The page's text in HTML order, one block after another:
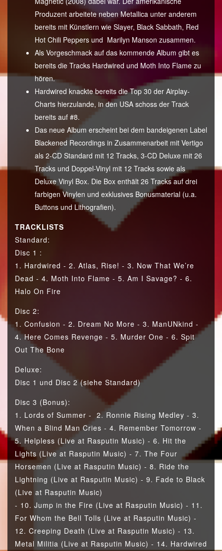
Produzent arbeitete neben Metallica unter anderem
bereits mit Künstlern wie Slayer, Black Sabbath, Red
Hot Chili Peppers und Marilyn Manson zusammen.
Als Vorgeschmack auf das kommende Album gibt es
bereits die Tracks Hardwired und Moth Into Flame zu
hören.
Hardwired knackte bereits die Top 30 der Airplay-
Charts hierzulande, in den USA schoss der Track
bereits auf #8.
Das neue Album erscheint bei dem bandeigenen Label
Blackened Recordings in Zusammenarbeit mit Vertigo
als 2-CD Standard mit 12 Tracks, 3-CD Deluxe mit 26
Tracks und Doppel-Vinyl mit 12 Tracks sowie als
Deluxe Vinyl Box. Die Box enthält 26 Tracks auf drei
farbigen Vinylen und exklusives Bonusmaterial (u.a.
Buttons und Lithografien).
TRACKLISTS
Standard:
Disc 1 :
1. Hardwired - 2. Atlas, Rise! - 3. Now That We’re
Dead - 4. Moth Into Flame - 5. Am I Savage? - 6.
Halo On Fire
Disc 2:
1. Confusion - 2. Dream No More - 3. ManUNkind -
4. Here Comes Revenge - 5. Murder One - 6. Spit
Out The Bone
Deluxe:
Disc 1 und Disc 2 (siehe Standard)
Disc 3 (Bonus):
1. Lords of Summer - 2. Ronnie Rising Medley - 3.
When a Blind Man Cries - 4. Remember Tomorrow -
5. Helpless (Live at Rasputin Music) - 6. Hit the
Lights (Live at Rasputin Music) - 7. The Four
Horsemen (Live at Rasputin Music) - 8. Ride the
Lightning (Live at Rasputin Music) - 9. Fade to Black
(Live at Rasputin Music)
- 10. Jump in the Fire (Live at Rasputin Music) - 11.
For Whom the Bell Tolls (Live at Rasputin Music) -
12. Creeping Death (Live at Rasputin Music) - 13.
Metal Militia (Live at Rasputin Music) - 14. Hardwired